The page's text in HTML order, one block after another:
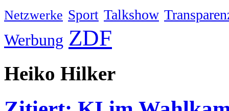
Netzwerke Sport Talkshow
Werbung ZDF
Heiko Hilker